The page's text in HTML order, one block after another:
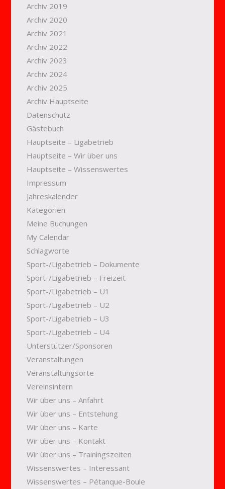
Archiv 2019
Archiv 2020
Archiv 2021
Archiv 2022
Archiv 2023
Archiv 2024
Archiv 2025
Archiv Hauptseite
Datenschutz
Gästebuch
Hauptseite – Ligabetrieb
Hauptseite – Wir über uns
Hauptseite – Wissenswertes
Impressum
Jahreskalender
Kategorien
Meine Buchungen
My Calendar
Schlagworte
Sport-/Ligabetrieb – Dokumente
Sport-/Ligabetrieb – Freizeit
Sport-/Ligabetrieb – U1
Sport-/Ligabetrieb – U2
Sport-/Ligabetrieb – U3
Sport-/Ligabetrieb – U4
Unterstützer/Sponsoren
Veranstaltungen
Veranstaltungsorte
Vereinsintern
Wir über uns – Anfahrt
Wir über uns – Entstehung
Wir über uns – Karte
Wir über uns – Kontakt
Wir über uns – Trainingszeiten
Wissenswertes – Interessant
Wissenswertes – Pétanque-Boule